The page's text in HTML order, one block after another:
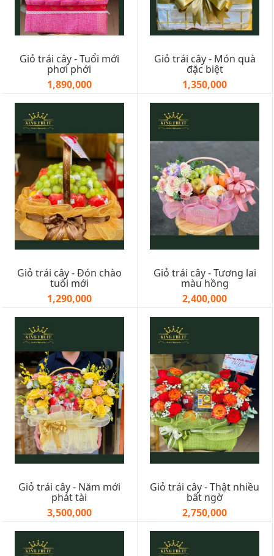
Giỏ trái cây - Tuổi mới
phơi phới
1,890,000
Giỏ trái cây - Món quà
đặc biệt
1,350,000
Giỏ trái cây - Đón chào
tuổi mới
1,290,000
Giỏ trái cây - Tương lai
màu hồng
2,400,000
Giỏ trái cây - Năm mới
phát tài
3,500,000
Giỏ trái cây - Thật nhiều
bất ngờ
2,750,000